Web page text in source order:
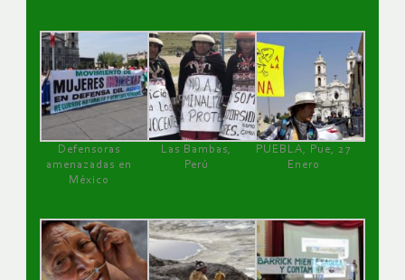
Defensoras
amenazadas en
México
Las Bambas,
Perú
PUEBLA, Pue, 27
Enero